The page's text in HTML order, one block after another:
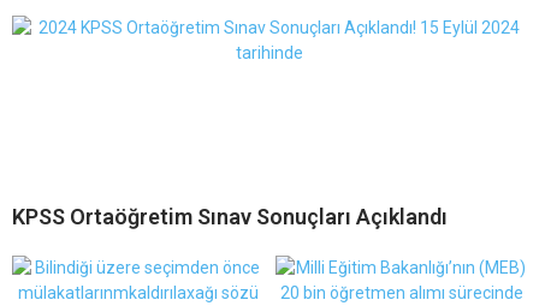
KPSS Ortaöğretim Sınav Sonuçları Açıklandı